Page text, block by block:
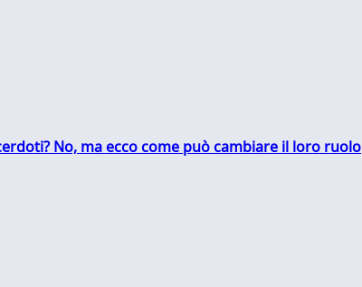
No, ma ecco come può cambiare il loro ruolo